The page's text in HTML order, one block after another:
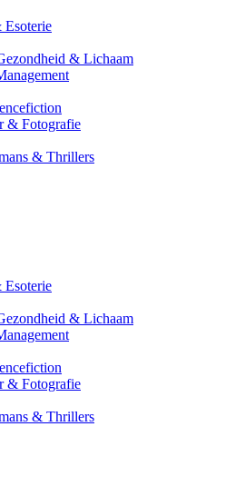
Esoterie
& Lichaam
& Fotografie
& Thrillers
Esoterie
& Lichaam
& Fotografie
& Thrillers